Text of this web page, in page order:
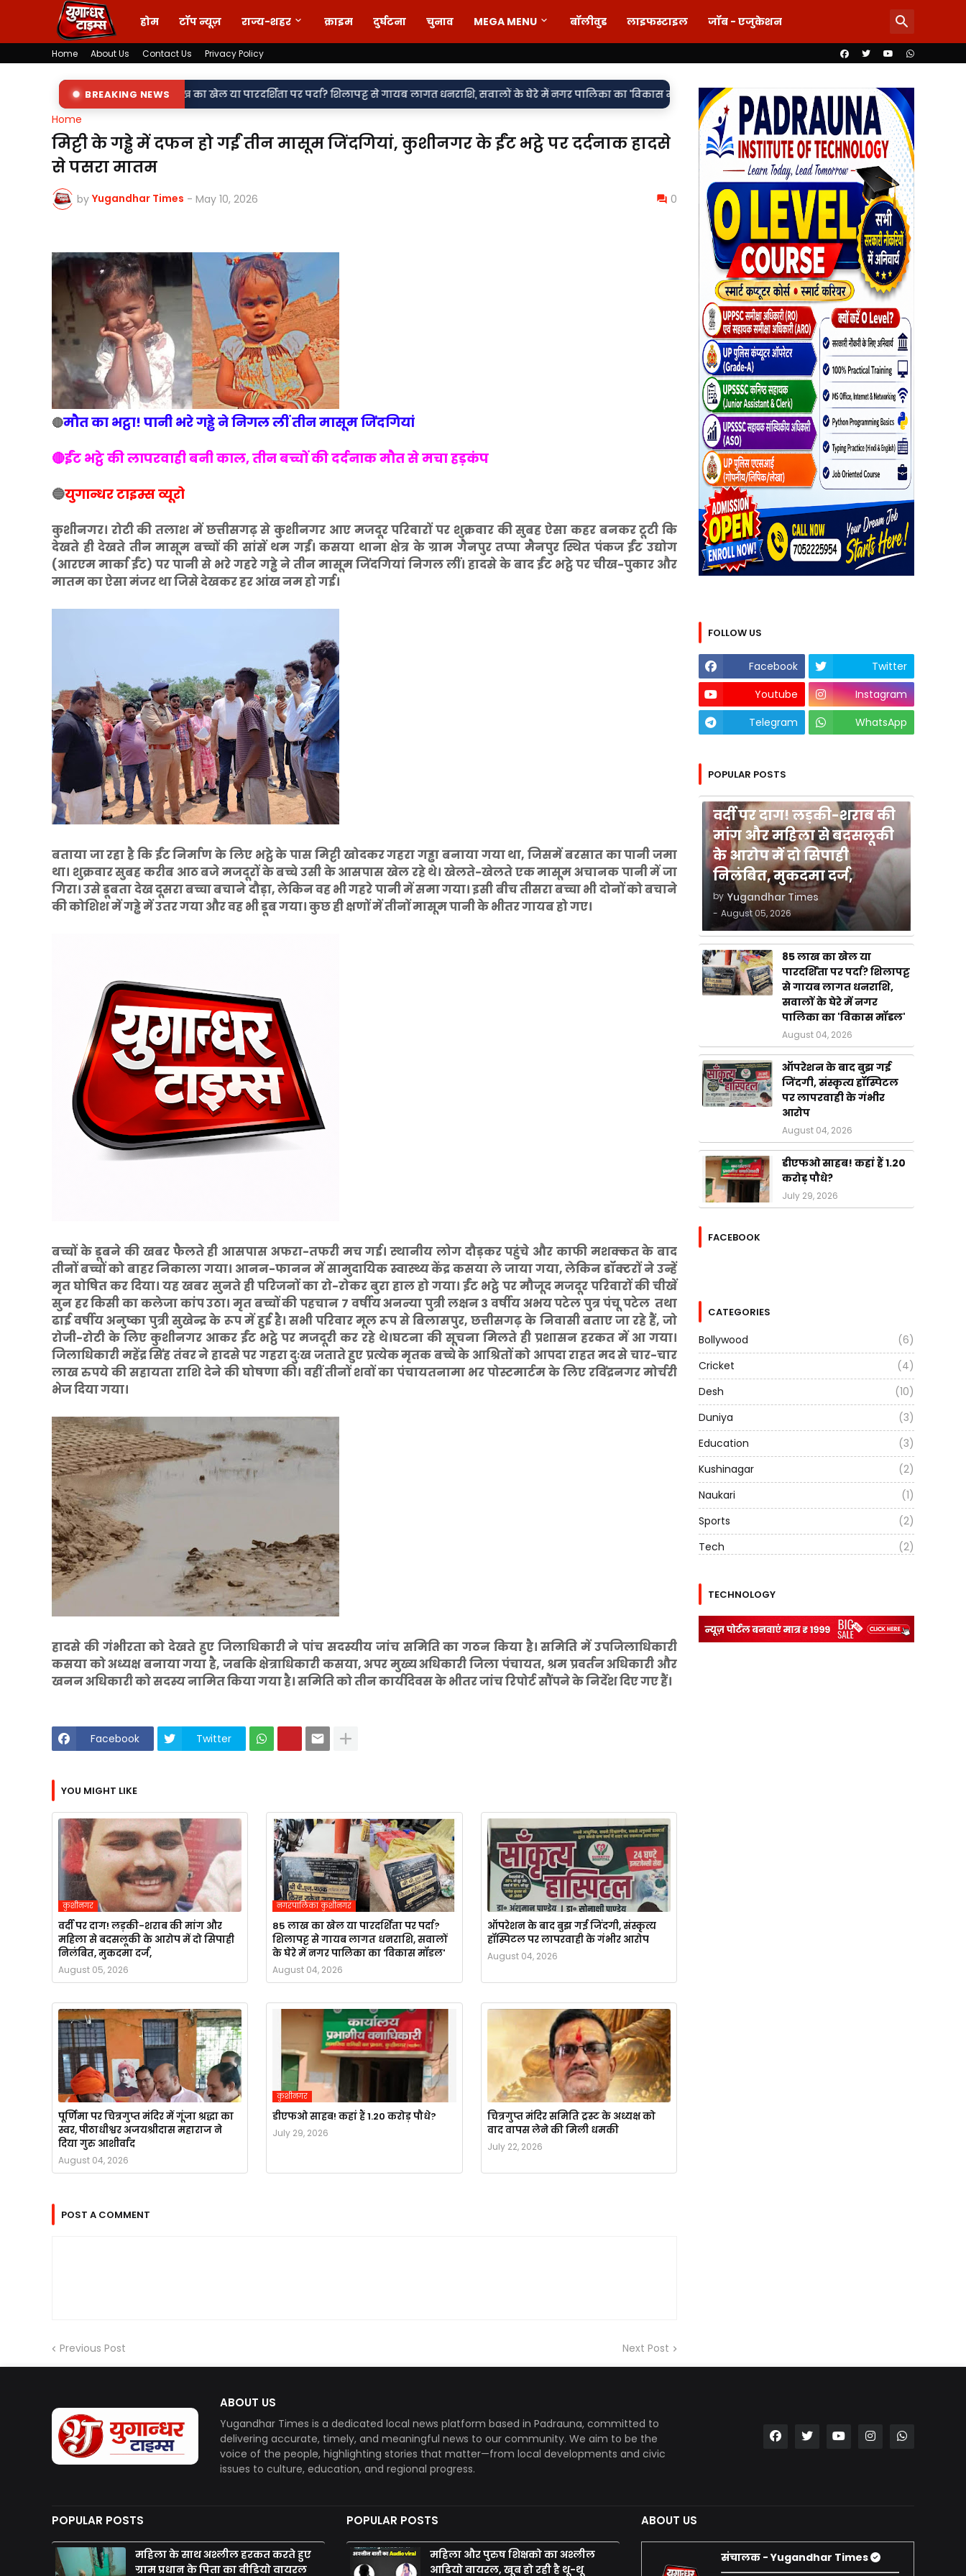
होम टॉप न्यूज़ राज्य-शहर क्राइम दुर्घटना चुनाव MEGA MENU बॉलीवुड लाइफस्टाइल जॉब - एजुकेशन
Home About Us Contact Us Privacy Policy
BREAKING NEWS
85 लाख का खेल या पारदर्शिता पर पर्दा? शिलापट्ट से गायब लागत धनराशि, सवालों के घेरे में नगर पालिका का 'विकास मॉडल'• ऑपरेशन के बाद बुझ गई जिंदगी, संस्कृत्य हॉस्पिटल पर लापरवाही के गंभीर आरोप
Home
मिट्टी के गड्ढे में दफन हो गईं तीन मासूम जिंदगियां, कुशीनगर के ईंट भट्ठे पर दर्दनाक हादसे
से पसरा मातम
by Yugandhar Times - May 10, 2026 0
🔴मौत का भट्ठा! पानी भरे गड्ढे ने निगल लीं तीन मासूम जिंदगियां
🔴ईंट भट्ठे की लापरवाही बनी काल, तीन बच्चों की दर्दनाक मौत से मचा हड़कंप
🔵युगान्धर टाइम्स व्यूरो
कुशीनगर। रोटी की तलाश में छत्तीसगढ़ से कुशीनगर आए मजदूर परिवारों पर शुक्रवार की सुबह ऐसा कहर बनकर टूटी कि
देखते ही देखते तीन मासूम बच्चों की सांसें थम गईं। कसया थाना क्षेत्र के ग्राम गैनपुर तप्पा मैनपुर स्थित पंकज ईंट उद्योग
(आरएम मार्का ईंट) पर पानी से भरे गहरे गड्ढे ने तीन मासूम जिंदगियां निगल लीं। हादसे के बाद ईंट भट्ठे पर चीख-पुकार और
मातम का ऐसा मंजर था जिसे देखकर हर आंख नम हो गई।
बताया जा रहा है कि ईंट निर्माण के लिए भट्ठे के पास मिट्टी खोदकर गहरा गड्ढा बनाया गया था, जिसमें बरसात का पानी जमा
था। शुक्रवार सुबह करीब आठ बजे मजदूरों के बच्चे उसी के आसपास खेल रहे थे। खेलते-खेलते एक मासूम अचानक पानी में जा
गिरा। उसे डूबता देख दूसरा बच्चा बचाने दौड़ा, लेकिन वह भी गहरे पानी में समा गया। इसी बीच तीसरा बच्चा भी दोनों को बचाने
की कोशिश में गड्ढे में उतर गया और वह भी डूब गया। कुछ ही क्षणों में तीनों मासूम पानी के भीतर गायब हो गए।
बच्चों के डूबने की खबर फैलते ही आसपास अफरा-तफरी मच गई। स्थानीय लोग दौड़कर पहुंचे और काफी मशक्कत के बाद
तीनों बच्चों को बाहर निकाला गया। आनन-फानन में सामुदायिक स्वास्थ्य केंद्र कसया ले जाया गया, लेकिन डॉक्टरों ने उन्हें
मृत घोषित कर दिया। यह खबर सुनते ही परिजनों का रो-रोकर बुरा हाल हो गया। ईंट भट्ठे पर मौजूद मजदूर परिवारों की चीखें
सुन हर किसी का कलेजा कांप उठा। मृत बच्चों की पहचान 7 वर्षीय अनन्या पुत्री लक्षन 3 वर्षीय अभय पटेल पुत्र पंचू पटेल तथा
ढाई वर्षीय अनुष्का पुत्री सुखेन्द्र के रूप में हुई है। सभी परिवार मूल रूप से बिलासपुर, छत्तीसगढ़ के निवासी बताए जा रहे हैं, जो
रोजी-रोटी के लिए कुशीनगर आकर ईंट भट्ठे पर मजदूरी कर रहे थे।घटना की सूचना मिलते ही प्रशासन हरकत में आ गया।
जिलाधिकारी महेंद्र सिंह तंवर ने हादसे पर गहरा दुःख जताते हुए प्रत्येक मृतक बच्चे के आश्रितों को आपदा राहत मद से चार-चार
लाख रुपये की सहायता राशि देने की घोषणा की। वहीं तीनों शवों का पंचायतनामा भर पोस्टमार्टम के लिए रविंद्रनगर मोर्चरी
भेज दिया गया।
हादसे की गंभीरता को देखते हुए जिलाधिकारी ने पांच सदस्यीय जांच समिति का गठन किया है। समिति में उपजिलाधिकारी
कसया को अध्यक्ष बनाया गया है, जबकि क्षेत्राधिकारी कसया, अपर मुख्य अधिकारी जिला पंचायत, श्रम प्रवर्तन अधिकारी और
खनन अधिकारी को सदस्य नामित किया गया है। समिति को तीन कार्यदिवस के भीतर जांच रिपोर्ट सौंपने के निर्देश दिए गए हैं।
Facebook Twitter
YOU MIGHT LIKE
कुशीनगर
वर्दी पर दाग! लड़की-शराब की मांग और
महिला से बदसलूकी के आरोप में दो सिपाही
निलंबित, मुकदमा दर्ज,
August 05, 2026
नगरपालिका कुशीनगर
85 लाख का खेल या पारदर्शिता पर पर्दा?
शिलापट्ट से गायब लागत धनराशि, सवालों
के घेरे में नगर पालिका का 'विकास मॉडल'
August 04, 2026
ऑपरेशन के बाद बुझ गई जिंदगी, संस्कृत्य
हॉस्पिटल पर लापरवाही के गंभीर आरोप
August 04, 2026
पूर्णिमा पर चित्रगुप्त मंदिर में गूंजा श्रद्धा का
स्वर, पीठाधीश्वर अजयश्रीदास महाराज ने
दिया गुरु आशीर्वाद
August 04, 2026
कुशीनगर
डीएफओ साहब! कहां हैं 1.20 करोड़ पौधे?
July 29, 2026
चित्रगुप्त मंदिर समिति ट्रस्ट के अध्यक्ष को
वाद वापस लेने की मिली धमकी
July 22, 2026
POST A COMMENT
Previous Post Next Post
FOLLOW US
Facebook
Twitter
Youtube
Instagram
Telegram
WhatsApp
POPULAR POSTS
वर्दी पर दाग! लड़की-शराब की
मांग और महिला से बदसलूकी
के आरोप में दो सिपाही
निलंबित, मुकदमा दर्ज,
by Yugandhar Times
- August 05, 2026
85 लाख का खेल या
पारदर्शिता पर पर्दा? शिलापट्ट
से गायब लागत धनराशि,
सवालों के घेरे में नगर
पालिका का 'विकास मॉडल'
August 04, 2026
ऑपरेशन के बाद बुझ गई
जिंदगी, संस्कृत्य हॉस्पिटल
पर लापरवाही के गंभीर
आरोप
August 04, 2026
डीएफओ साहब! कहां हैं 1.20
करोड़ पौधे?
July 29, 2026
FACEBOOK
CATEGORIES
Bollywood
(6)
Cricket
(4)
Desh
(10)
Duniya
(3)
Education
(3)
Kushinagar
(2)
Naukari
(1)
Sports
(2)
Tech
(2)
TECHNOLOGY
ABOUT US
Yugandhar Times is a dedicated local news platform based in Padrauna, committed to
delivering accurate, timely, and meaningful news to our community. We aim to be the
voice of the people, highlighting stories that matter—from local developments and civic
issues to culture, education, and regional progress.
POPULAR POSTS
महिला के साथ अश्लील हरकत करते हुए
ग्राम प्रधान के पिता का वीडियो वायरल
POPULAR POSTS
महिला और पुरुष शिक्षको का अश्लील
आडियो वायरल, खूब हो रही है थू-थू
ABOUT US
संचालक - Yugandhar Times